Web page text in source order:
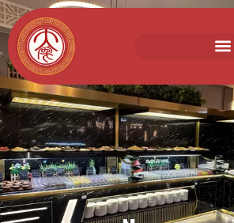
Nos menus